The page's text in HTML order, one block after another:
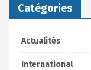
Catégories
Actualités
International